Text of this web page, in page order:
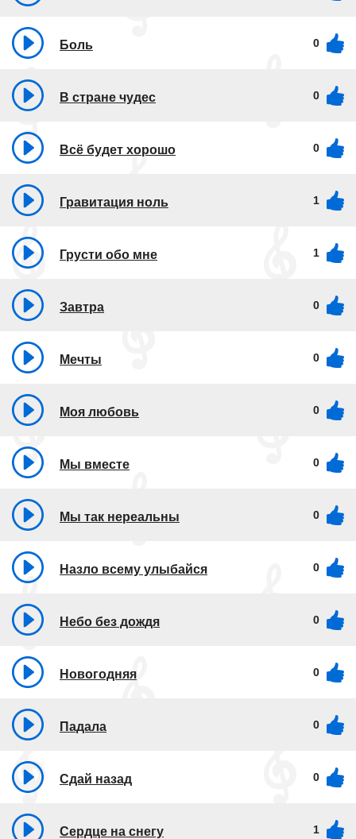
Боль 0
В стране чудес 0
Всё будет хорошо 0
Гравитация ноль 1
Грусти обо мне 1
Завтра 0
Мечты 0
Моя любовь 0
Мы вместе 0
Мы так нереальны 0
Назло всему улыбайся 0
Небо без дождя 0
Новогодняя 0
Падала 0
Сдай назад 0
Сердце на снегу 1